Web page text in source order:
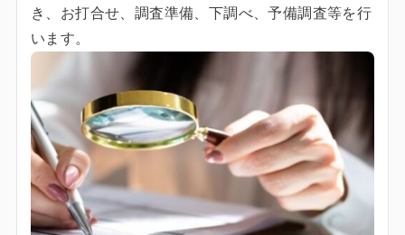
き、お打合せ、調査準備、下調べ、予備調査等を行
います。